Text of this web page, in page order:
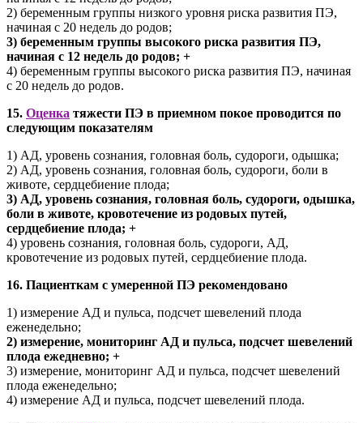
2) беременным группы низкого уровня риска развития ПЭ,
начиная с 20 недель до родов;
3) беременным группы высокого риска развития ПЭ,
начиная с 12 недель до родов; +
4) беременным группы высокого риска развития ПЭ, начиная
с 20 недель до родов.
15. Оценка тяжести ПЭ в приемном покое проводится по
следующим показателям
1) АД, уровень сознания, головная боль, судороги, одышка;
2) АД, уровень сознания, головная боль, судороги, боли в
животе, сердцебиение плода;
3) АД, уровень сознания, головная боль, судороги, одышка,
боли в животе, кровотечение из родовых путей,
сердцебиение плода; +
4) уровень сознания, головная боль, судороги, АД,
кровотечение из родовых путей, сердцебиение плода.
16. Пациенткам с умеренной ПЭ рекомендовано
1) измерение АД и пульса, подсчет шевелений плода
еженедельно;
2) измерение, мониторинг АД и пульса, подсчет шевелений
плода ежедневно; +
3) измерение, мониторинг АД и пульса, подсчет шевелений
плода еженедельно;
4) измерение АД и пульса, подсчет шевелений плода.